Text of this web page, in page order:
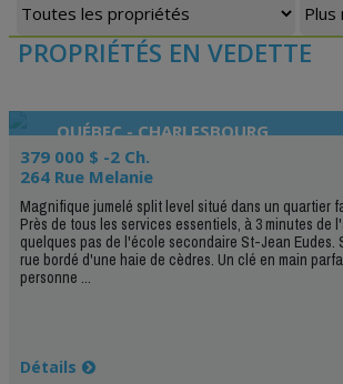
PROPRIÉTÉS EN VEDETTE
QUÉBEC - CHARLESBOURG
379 000 $ -2 Ch.
264 Rue Melanie
Magnifique jumelé split level situé dans un quartier
Près de tous les services essentiels, à 3 minutes de
quelques pas de l'école secondaire St-Jean Eudes.
rue bordé d'une haie de cèdres. Un clé en main
personne ...
Détails